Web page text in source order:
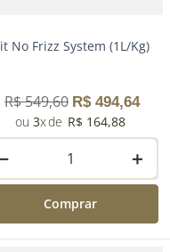
No Frizz System (1L/Kg)
R$549,60 R$ 494,64
3
R$ 164,88
＋
－
Comprar